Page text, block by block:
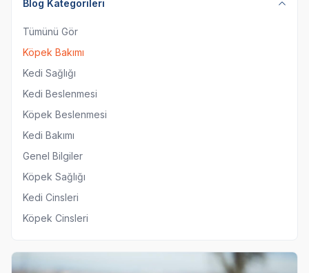
Blog Kategorileri
Tümünü Gör
Köpek Bakımı
Kedi Sağlığı
Kedi Beslenmesi
Köpek Beslenmesi
Kedi Bakımı
Genel Bilgiler
Köpek Sağlığı
Kedi Cinsleri
Köpek Cinsleri